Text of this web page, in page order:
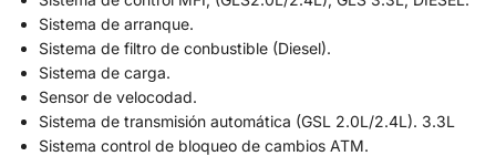
Sistema de arranque.
Sistema de filtro de conbustible (Diesel).
Sistema de carga.
Sensor de velocodad.
Sistema de transmisión automática (GSL 2.0L/2.4L). 3.3L
Sistema control de bloqueo de cambios ATM.